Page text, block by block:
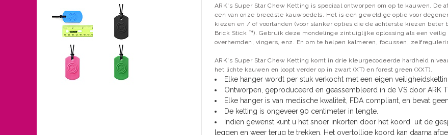
ARK's Super Star Chew Ketting is speciaal ontworpen om op te kauwen. De
een van onze breedste kauwbedels.
Het is een geweldige optie voor
kiezen en / of voortanden (voor slanker opties die de achterste kiezen
Brick Stick ™). Gebruik deze mondelinge zintuiglijke oplossing als een veilig
overhemden, vingers, enz. En om te helpen kalmeren, focussen,
ARK's Super Star Chew Ketting komt in drie kleurgecodeerde hardheid
het lichte kauwen en loopt verder op in zwart (XT) en forest green (XXT).
Elke hanger wordt per stuk verkocht met een eigen
Ontworpen, geproduceerd en geassembleerd in de VS door ARK
Elke hanger is van medische kwaliteit, FDA compliant, en bevat
De ketting is ongeveer 90 centimeter in lengte.
Indien gewenst kunt u het snoer inkorten door het koord uit de
leggen en weer terug te trekken. Het overtollige koord kan daarna